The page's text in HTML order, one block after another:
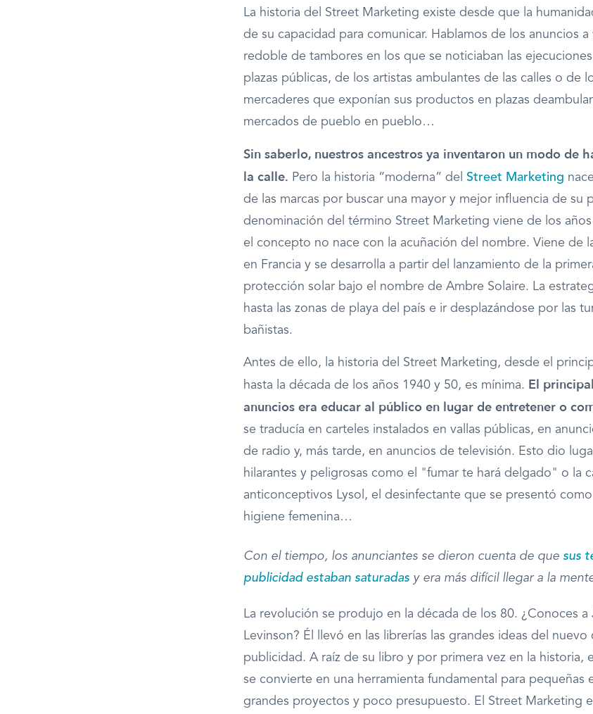
La historia del Street Marketing existe desde que la
de su capacidad para comunicar. Hablamos de los anuncios a
redoble de tambores en los que se noticiaban las
plazas públicas, de los artistas ambulantes de las calles o de
mercaderes que exponían sus productos en plazas
mercados de pueblo en pueblo…
Sin saberlo, nuestros ancestros ya inventaron un modo de
la calle. Pero la historia “moderna” del Street Marketing
de las marcas por buscar una mayor y mejor influencia de su
denominación del término Street Marketing viene de los
el concepto no nace con la acuñación del nombre. Viene de
en Francia y se desarrolla a partir del lanzamiento de la
protección solar bajo el nombre de Ambre Solaire. La
hasta las zonas de playa del país e ir desplazándose por las
bañistas.
Antes de ello, la historia del Street Marketing, desde el
hasta la década de los años 1940 y 50, es mínima. El
anuncios era educar al público en lugar de entretener o
se traducía en carteles instalados en vallas públicas, en
de radio y, más tarde, en anuncios de televisión. Esto dio
hilarantes y peligrosas como el "fumar te hará delgado" o la
anticonceptivos Lysol, el desinfectante que se presentó
higiene femenina…
Con el tiempo, los anunciantes se dieron cuenta de que sus
publicidad estaban saturadas y era más difícil llegar a la
La revolución se produjo en la década de los 80. ¿Conoces a
Levinson? Él llevó en las librerías las grandes ideas del
publicidad. A raíz de su libro y por primera vez en la historia,
se convierte en una herramienta fundamental para pe­queñas
grandes proyec­tos y poco presupuesto. El Street Marketing